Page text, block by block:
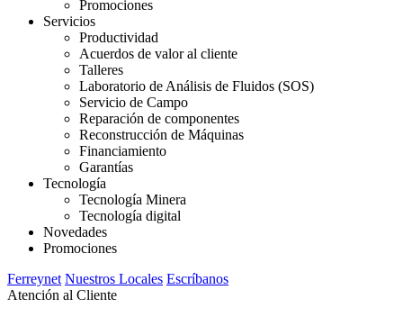
Promociones
Servicios
Productividad
Acuerdos de valor al cliente
Talleres
Laboratorio de Análisis de Fluidos (SOS)
Servicio de Campo
Reparación de componentes
Reconstrucción de Máquinas
Financiamiento
Garantías
Tecnología
Tecnología Minera
Tecnología digital
Novedades
Promociones
Ferreynet Nuestros Locales Escríbanos
Atención al Cliente